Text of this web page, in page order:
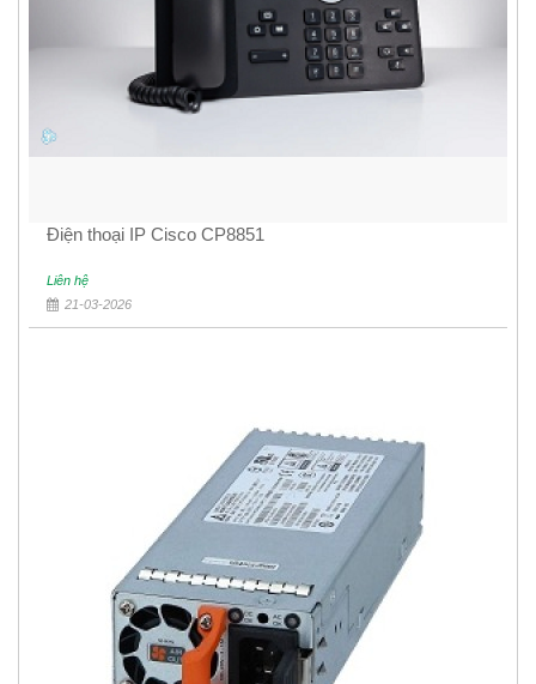
Điện thoại IP Cisco CP8851
Liên hệ
21-03-2026